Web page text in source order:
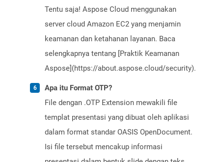
Tentu saja! Aspose Cloud menggunakan
server cloud Amazon EC2 yang menjamin
keamanan dan ketahanan layanan. Baca
selengkapnya tentang [Praktik Keamanan
Aspose](https://about.aspose.cloud/security).
Apa itu Format OTP?
File dengan .OTP Extension mewakili file
templat presentasi yang dibuat oleh aplikasi
dalam format standar OASIS OpenDocument.
Isi file tersebut mencakup informasi